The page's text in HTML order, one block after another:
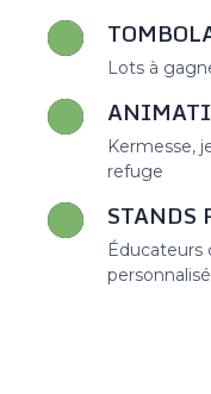
Lots à
Kermesse,
refuge
STANDS
Éducateurs